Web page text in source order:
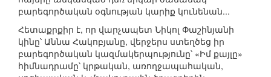
բարեգործական օգնության կարիք կունենան...
Հետաքրքիր է, որ վարչապետ Նիկոլ Փաշինյանի
կինը՝ Աննա Հակոբյանը, վերջերս ստեղծեց իր
բարեգործական կազմակերպությունը՝ «Իմ քայլը»
հիմնադրամը՝ կրթական, առողջապահական,